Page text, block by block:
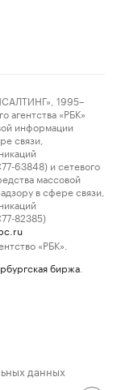
1995–
«РБК»
информации
связи,
63848) и сетевого
массовой
в сфере связи,
82385)
«РБК».
биржа
данных